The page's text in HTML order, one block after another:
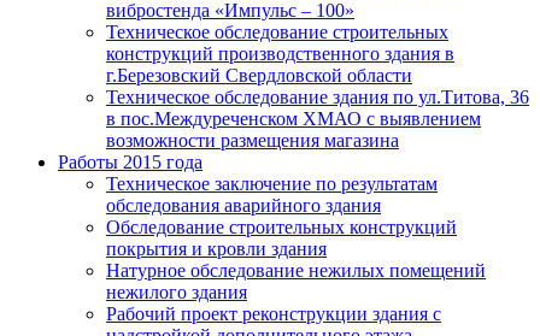
вибростенда «Импульс – 100»
Техническое обследование строительных
конструкций производственного здания в
г.Березовский Свердловской области
Техническое обследование здания по ул.Титова, 36
в пос.Междуреченском ХМАО с выявлением
возможности размещения магазина
Работы 2015 года
Техническое заключение по результатам
обследования аварийного здания
Обследование строительных конструкций
покрытия и кровли здания
Натурное обследование нежилых помещений
нежилого здания
Рабочий проект реконструкции здания с